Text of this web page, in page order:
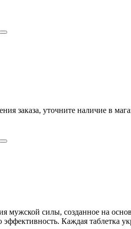
заказа, уточните наличие в
мужской силы, созданное на
Каждая таблетка